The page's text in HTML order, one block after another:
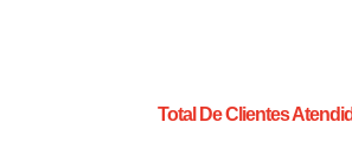
Total De Clientes